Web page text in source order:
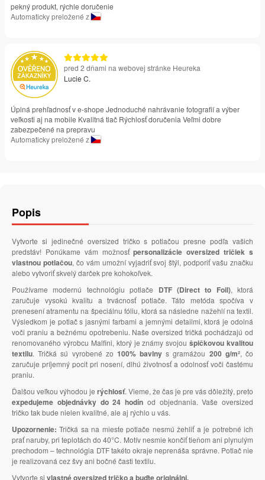
pekný produkt, rýchle doručenie
Automaticky preložené z
pred 2 dňami na webovej stránke Heureka
Lucie C.
Úplná prehľadnosť v e-shope Jednoduché nahrávanie fotografií a výber
veľkosti aj na mobile Kvalitná tlač Rýchlosť doručenia Veľmi dobre
zabezpečené na prepravu
Automaticky preložené z
Popis
Vytvorte si jedinečné oversized tričko s potlačou presne podľa vašich
predstáv! Ponúkame vám možnosťpersonalizácie oversized tričiek s
vlastnou potlačou, čo vám umožní vyjadriť svoj štýl, podporiť vašu značku
alebo vytvoriť skvelý darček pre kohokoľvek.
Používame modernú technológiu potlače DTF (Direct to Foil), ktorá
zaručuje vysokú kvalitu a trvácnosť potlače. Táto metóda spočíva v
prenesení atramentu na špeciálnu fóliu, ktorá sa následne nažehlí na textil.
Výsledkom je potlač s jasnými farbami a jemnými detailmi, ktorá je odolná
voči praniu a bežnému opotrebeniu. Naše oversized tričká pochádzajú od
renomovaného výrobcu Malfini, ktorý je známy svojoušpičkovou kvalitou
textilu. Tričká sú vyrobené zo 100% bavlny s gramážou 200 g/m², čo
zaručuje príjemný pocit pri nosení, dlhú životnosť a odolnosť voči častému
praniu.
Ďalšou veľkou výhodou je rýchlosť. Vieme, že čas je pre vás dôležitý, preto
expedujeme objednávky do 24 hodín od objednania. Vaše oversized
tričko tak bude nielen kvalitné, ale aj rýchlo u vás.
Upozornenie: Tričká sa na mieste potlače nesmú žehliť a je potrebné ich
prať naruby, pri teplotách do 40°C. Motív nesmie končiť tieňom ani plynulým
prechodom – technológia DTF takéto okraje neprenáša správne. Potlač nie
je realizovaná cez švy ani bočné časti textilu.
Vytvorte si vlastné oversized tričko a buďte originálni.